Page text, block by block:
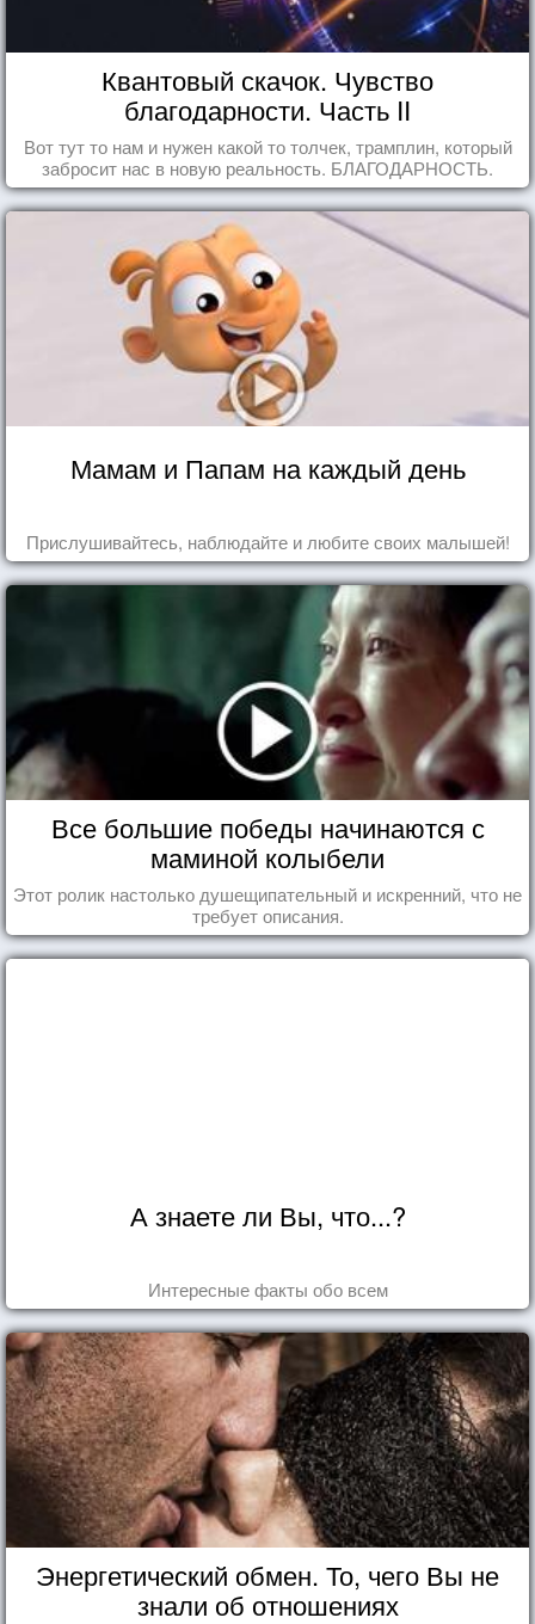
Квантовый скачок. Чувство
благодарности. Часть II
Вот тут то нам и нужен какой то толчек, трамплин, который
забросит нас в новую реальность. БЛАГОДАРНОСТЬ.
Мамам и Папам на каждый день
Прислушивайтесь, наблюдайте и любите своих малышей!
Все большие победы начинаются с
маминой колыбели
Этот ролик настолько душещипательный и искренний, что не
требует описания.
А знаете ли Вы, что...?
Интересные факты обо всем
Энергетический обмен. То, чего Вы не
знали об отношениях